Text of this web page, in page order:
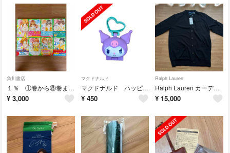
角川書店
１％ ①巻から⑧巻まで 角川つばさ文庫
¥ 3,000
マクドナルド
マクドナルド ハッピーセット クロミ ケータイ型キーリング
¥ 450
Ralph Lauren
Ralph Lauren カーディガン ブラック
¥ 15,000